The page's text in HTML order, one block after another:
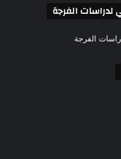
لدراسات الفرجة
الفرجة